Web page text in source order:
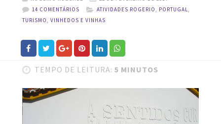
14 COMENTÁRIOS
ATIVIDADES ROGERIO PORTUGAL
TURISMO
VINHEDOS E VINHAS
TEMPO DE LEITURA: 5 MINUTOS